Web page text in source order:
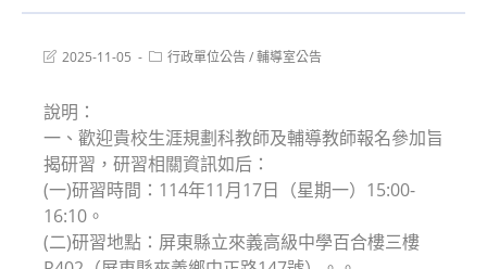
Post2025-11-05
Post行政單位公告/輔導室公告
說明：
一、歡迎貴校生涯規劃科教師及輔導教師報名參加旨
揭研習，研習相關資訊如后：
(一)研習時間：114年11月17日（星期一）15:00-
16:10。
(二)研習地點：屏東縣立來義高級中學百合樓三樓